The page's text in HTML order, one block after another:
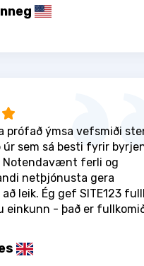
prófað ýmsa vefsmiði
úr sem sá besti fyrir
Notendavænt ferli og
netþjónusta gera
leik. Ég gef SITE123
einkunn - það er